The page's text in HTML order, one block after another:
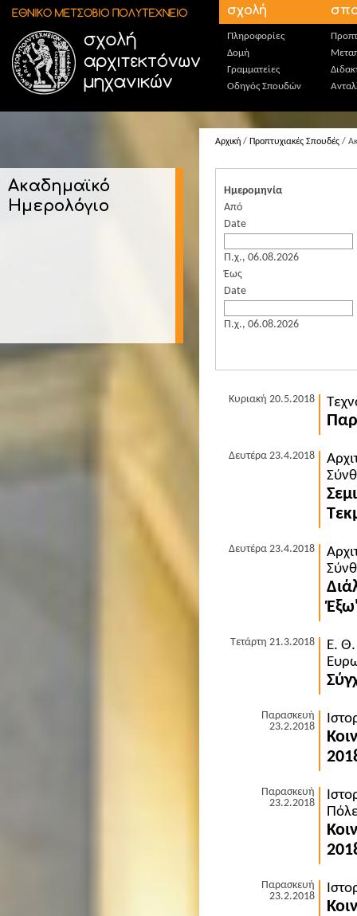
Παράκαμψη προς το κυρίως περιεχόμενο σχολή
Πληροφορίες
Δομή
Γραμματείες
Οδηγός Σπουδών
Ακαδημαϊκό
Ημερολόγιο
Αρχική / Προπτυχιακές Σπουδές /
Ημερομηνία
Από
Date
Π.χ., 06.08.2026
Έως
Date
Π.χ., 06.08.2026
Κυριακή 20.5.2018
Δευτέρα 23.4.2018
Δευτέρα 23.4.2018
Τετάρτη 21.3.2018
Ε. Θ.
Παρασκευή
23.2.2018
Παρασκευή
23.2.2018
Παρασκευή
23.2.2018